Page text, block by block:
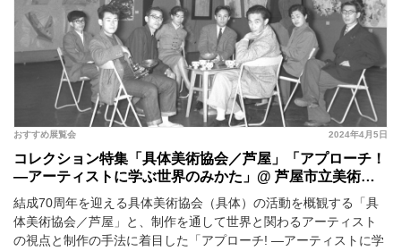
2024年4月5日
おすすめ展覧会
コレクション特集「具体美術協会／芦屋」「アプローチ！
―アーティストに学ぶ世界のみかた」@ 芦屋市立美術博
物館
結成70周年を迎える具体美術協会（具体）の活動を概観する「具
体美術協会／芦屋」と、制作を通して世界と関わるアーティスト
の視点と制作の手法に着目した「アプローチ! ―アーティストに学